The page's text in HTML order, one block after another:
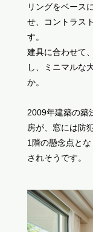
リングをベース
せ、コントラス
す。
建具に合わせて
し、ミニマルな
か。
2009年建築の築
房が、窓には防
1階の懸念点と
されそうです。